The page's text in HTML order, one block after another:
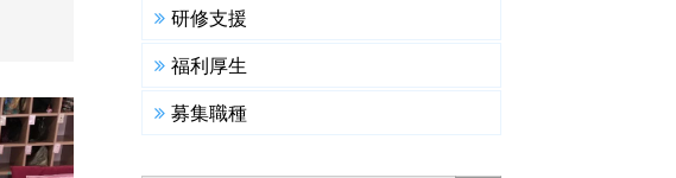
研修支援
福利厚生
募集職種